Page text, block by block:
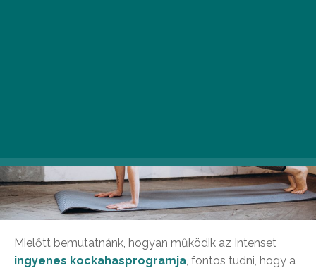
Mielőtt bemutatnánk, hogyan működik az Intenset
ingyenes kockahasprogramja, fontos tudni, hogy a